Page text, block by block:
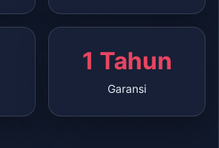
1 Tahun
Garansi